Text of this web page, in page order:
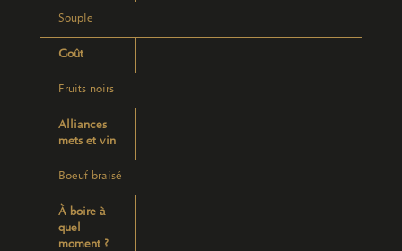
Souple
Goût
Fruits noirs
Alliances
mets et vin
Boeuf braisé
À boire à
quel
moment ?